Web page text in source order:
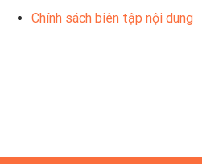
Chính sách biên tập nội dung